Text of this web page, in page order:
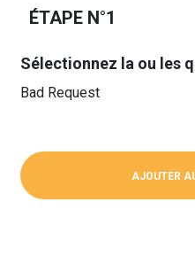
ÉTAPE N°1
Sélectionnez la ou les
Bad Request
AJOUTER